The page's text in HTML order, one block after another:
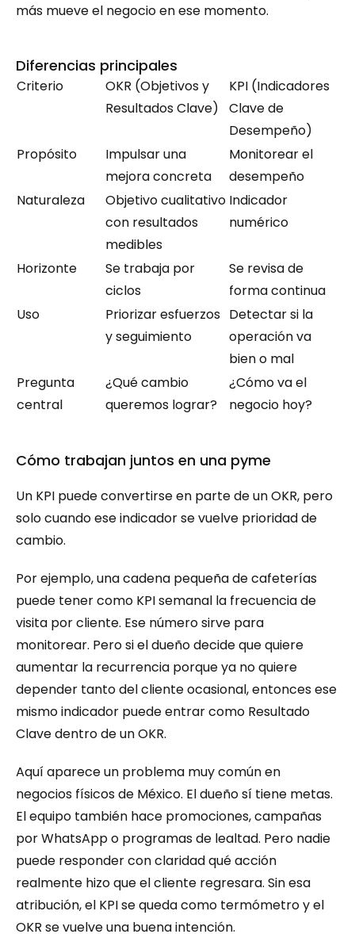
más mueve el negocio en ese momento.
Diferencias principales
Criterio
OKR (Objetivos y
Resultados Clave)
KPI (Indicadores
Clave de
Desempeño)
Propósito
Impulsar una
mejora concreta
Monitorear el
desempeño
Naturaleza
Objetivo cualitativo
con resultados
medibles
Indicador
numérico
Horizonte
Se trabaja por
ciclos
Se revisa de
forma continua
Uso
Priorizar esfuerzos
y seguimiento
Detectar si la
operación va
bien o mal
Pregunta
central
¿Qué cambio
queremos lograr?
¿Cómo va el
negocio hoy?
Cómo trabajan juntos en una pyme
Un KPI puede convertirse en parte de un OKR, pero
solo cuando ese indicador se vuelve prioridad de
cambio.
Por ejemplo, una cadena pequeña de cafeterías
puede tener como KPI semanal la frecuencia de
visita por cliente. Ese número sirve para
monitorear. Pero si el dueño decide que quiere
aumentar la recurrencia porque ya no quiere
depender tanto del cliente ocasional, entonces ese
mismo indicador puede entrar como Resultado
Clave dentro de un OKR.
Aquí aparece un problema muy común en
negocios físicos de México. El dueño sí tiene metas.
El equipo también hace promociones, campañas
por WhatsApp o programas de lealtad. Pero nadie
puede responder con claridad qué acción
realmente hizo que el cliente regresara. Sin esa
atribución, el KPI se queda como termómetro y el
OKR se vuelve una buena intención.